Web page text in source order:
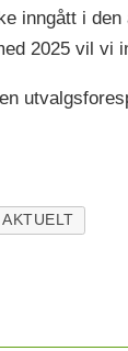
inngått i
2025 vil
AKTUELT